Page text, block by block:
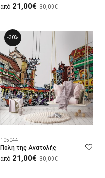
από 21,00€ 30,00€
-30%
105044
Πόλη της Ανατολής
από 21,00€ 30,00€